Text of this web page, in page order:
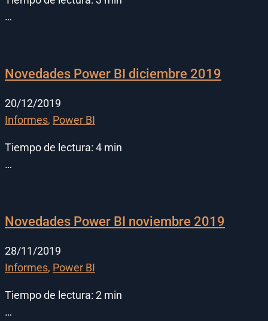
…
Novedades Power BI diciembre 2019
20/12/2019
Informes, Power BI
Tiempo de lectura: 4 min
…
Novedades Power BI noviembre 2019
28/11/2019
Informes, Power BI
Tiempo de lectura: 2 min
…